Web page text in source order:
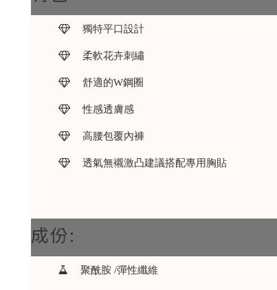
獨特平口設計
柔軟花卉刺繡
舒適的W鋼圈
性感透膚感
高腰包覆內褲
透氣無襯激凸建議搭配專用胸貼
成份:
聚酰胺 /彈性纖維